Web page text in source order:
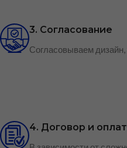
3. Согласование
Согласовываем
4. Договор и